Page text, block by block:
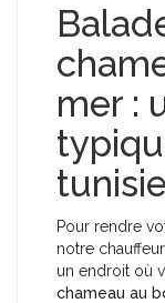
mer :
Pour rendre
notre
un endroit où
chameau au